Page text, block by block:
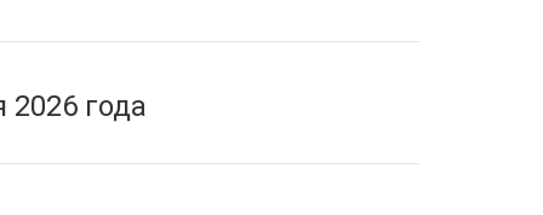
года